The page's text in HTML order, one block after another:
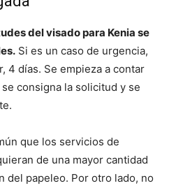
del visado para Kenia se
Si es un caso de urgencia,
4 días. Se empieza a contar
consigna la solicitud y se
que los servicios de
de una mayor cantidad
del papeleo. Por otro lado, no